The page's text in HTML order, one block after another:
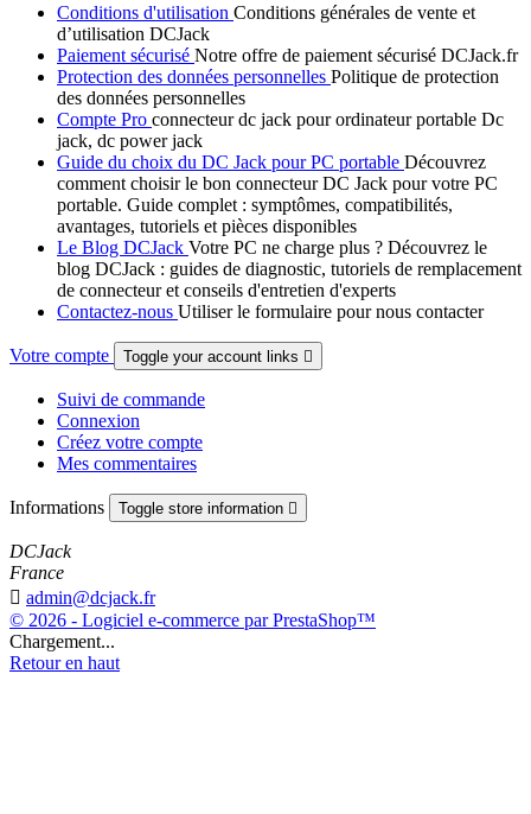
Conditions d'utilisation Conditions générales de vente et
d’utilisation DCJack
Paiement sécurisé Notre offre de paiement sécurisé DCJack.fr
Protection des données personnelles Politique de protection
des données personnelles
Compte Pro connecteur dc jack pour ordinateur portable Dc
jack, dc power jack
Guide du choix du DC Jack pour PC portable Découvrez
comment choisir le bon connecteur DC Jack pour votre PC
portable. Guide complet : symptômes, compatibilités,
avantages, tutoriels et pièces disponibles
Le Blog DCJack Votre PC ne charge plus ? Découvrez le
blog DCJack : guides de diagnostic, tutoriels de remplacement
de connecteur et conseils d'entretien d'experts
Contactez-nous Utiliser le formulaire pour nous contacter
Votre compte Toggle your account links 
Suivi de commande
Connexion
Créez votre compte
Mes commentaires
Informations Toggle store information 
DCJack
France
 admin@dcjack.fr
© 2026 - Logiciel e-commerce par PrestaShop™
Chargement...
Retour en haut